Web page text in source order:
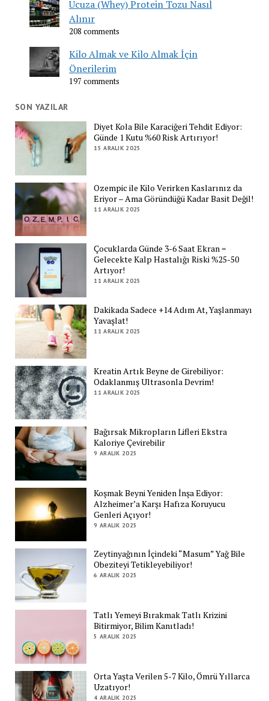
Ucuza (Whey) Protein Tozu Nasıl
Alınır
208 comments
Kilo Almak ve Kilo Almak İçin
Önerilerim
197 comments
SON YAZILAR
Diyet Kola Bile Karaciğeri Tehdit Ediyor:
Günde 1 Kutu %60 Risk Artırıyor!
15 ARALIK 2025
Ozempic ile Kilo Verirken Kaslarınız da
Eriyor – Ama Göründüğü Kadar Basit Değil!
11 ARALIK 2025
Çocuklarda Günde 3-6 Saat Ekran =
Gelecekte Kalp Hastalığı Riski %25-50
Artıyor!
11 ARALIK 2025
Dakikada Sadece +14 Adım At, Yaşlanmayı
Yavaşlat!
11 ARALIK 2025
Kreatin Artık Beyne de Girebiliyor:
Odaklanmış Ultrasonla Devrim!
11 ARALIK 2025
Bağırsak Mikropların Lifleri Ekstra
Kaloriye Çevirebilir
9 ARALIK 2025
Koşmak Beyni Yeniden İnşa Ediyor:
Alzheimer’a Karşı Hafıza Koruyucu
Genleri Açıyor!
9 ARALIK 2025
Zeytinyağının İçindeki “Masum” Yağ Bile
Obeziteyi Tetikleyebiliyor!
6 ARALIK 2025
Tatlı Yemeyi Bırakmak Tatlı Krizini
Bitirmiyor, Bilim Kanıtladı!
5 ARALIK 2025
Orta Yaşta Verilen 5-7 Kilo, Ömrü Yıllarca
Uzatıyor!
4 ARALIK 2025